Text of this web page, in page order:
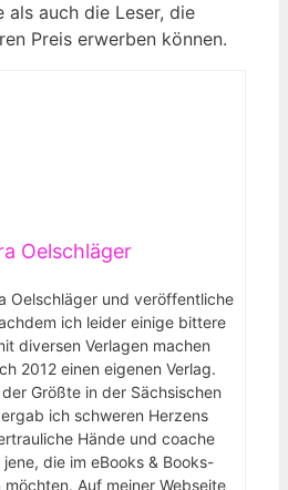
als auch ‌die Leser, die
Preis‍ erwerben können.
Oelschläger
Oelschläger und veröffentliche
ich leider einige bittere
diversen Verlagen machen
2012 einen eigenen Verlag.
Größte in der Sächsischen
ich schweren Herzens
Hände und coache
die im eBooks & Books-
möchten. Auf meiner Webseite